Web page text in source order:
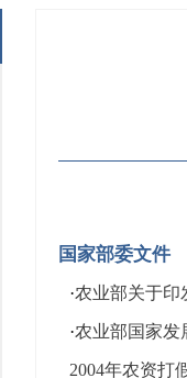
国家部委文件
·农业部关于印
·农业部国家发
2004年农资打